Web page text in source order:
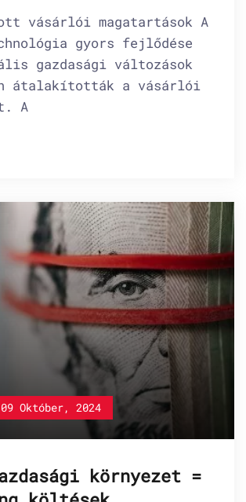
vásárlói magatartások A
gyors fejlődése
gazdasági változások
átalakították a vásárlói
A
09 Október, 2024
környezet =